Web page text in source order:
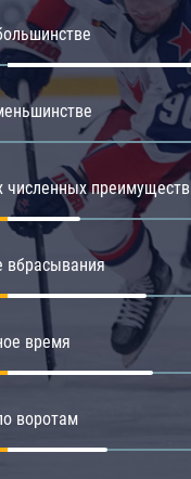
численных преимуществ
вбрасывания
время
воротам